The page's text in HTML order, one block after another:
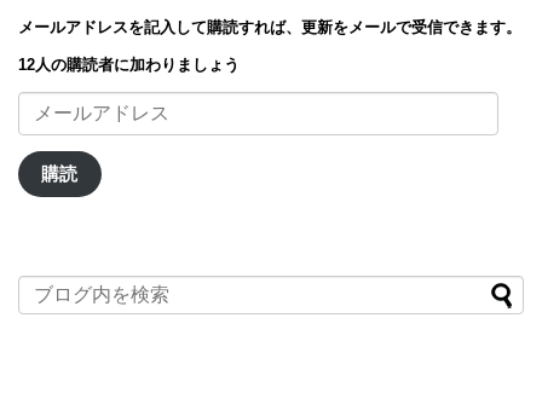
メールアドレスを記入して購読すれば、更新をメールで受信できます。
12人の購読者に加わりましょう
メ
ア
ド
購読